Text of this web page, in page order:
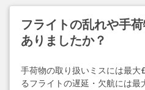
フライトの乱れや手
ありましたか？
手荷物の取り扱いミスには最大
るフライトの遅延・欠航には